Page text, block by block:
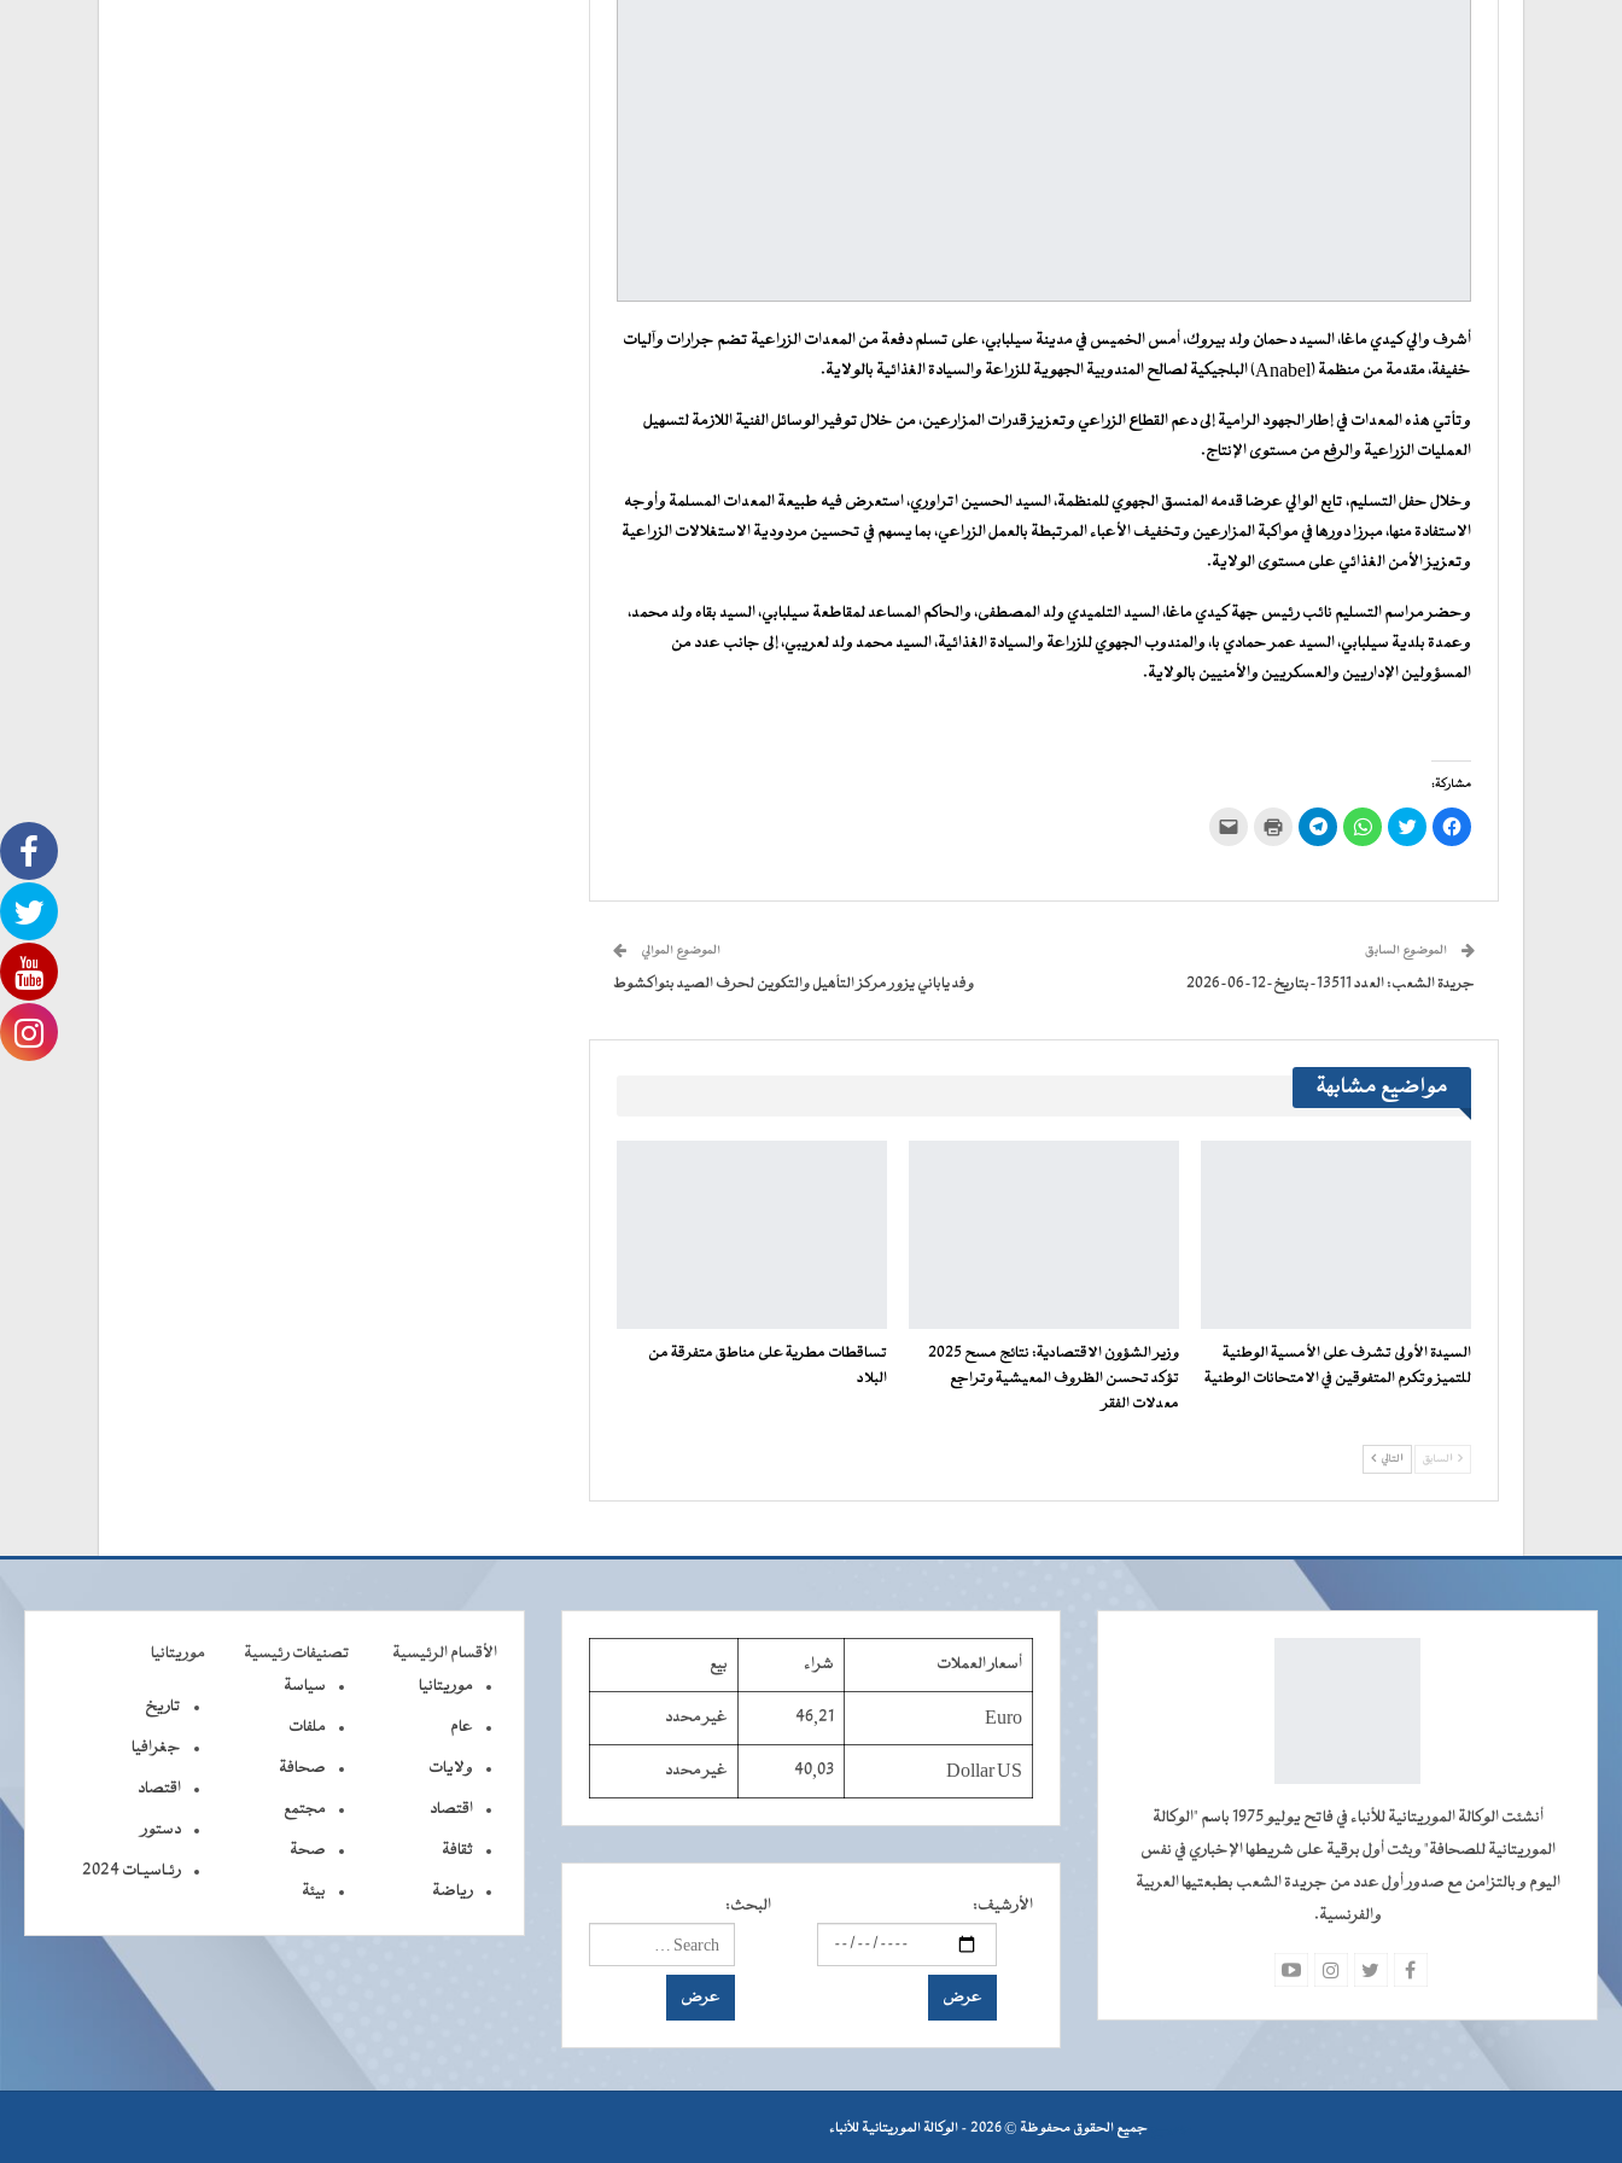
أشرف والي كيدي ماغا، السيد دحمان ولد بيروك، أمس الخميس في مدينة سيلبابي، على تسلم دفعة من المعدات الزراعية تضم جرارات وآليات
خفيفة، مقدمة من منظمة (Anabel) البلجيكية لصالح المندوبية الجهوية للزراعة والسيادة الغذائية بالولاية.
وتأتي هذه المعدات في إطار الجهود الرامية إلى دعم القطاع الزراعي وتعزيز قدرات المزارعين، من خلال توفير الوسائل الفنية اللازمة لتسهيل
العمليات الزراعية والرفع من مستوى الإنتاج.
وخلال حفل التسليم، تابع الوالي عرضا قدمه المنسق الجهوي للمنظمة، السيد الحسين اتراوري، استعرض فيه طبيعة المعدات المسلمة وأوجه
الاستفادة منها، مبرزا دورها في مواكبة المزارعين وتخفيف الأعباء المرتبطة بالعمل الزراعي، بما يسهم في تحسين مردودية الاستغلالات الزراعية
وتعزيز الأمن الغذائي على مستوى الولاية.
وحضر مراسم التسليم نائب رئيس جهة كيدي ماغا، السيد التلميدي ولد المصطفى، والحاكم المساعد لمقاطعة سيلبابي، السيد بقاه ولد محمد،
وعمدة بلدية سيلبابي، السيد عمر حمادي با، والمندوب الجهوي للزراعة والسيادة الغذائية، السيد محمد ولد لعريبي، إلى جانب عدد من
المسؤولين الإداريين والعسكريين والأمنيين بالولاية.
مشاركة:
انقر
للمشاركة
على
اضغط
للمشاركة
على
انقر
للمشاركة
على
انقر
للمشاركة
اضغط
للطباعة
جديدة)
الموضوع السابق
جريدة الشعب: العدد 13511-بتاريخ-12-06-2026
الموضوع الموالي
وفد ياباني يزور مركز التأهيل والتكوين لحرف الصيد بنواكشوط
مواضيع مشابهة
السيدة الأولى تشرف على الأمسية الوطنية
للتميز وتكرم المتفوقين في الامتحانات الوطنية
وزير الشؤون الاقتصادية: نتائج مسح 2025
تؤكد تحسن الظروف المعيشية وتراجع
معدلات الفقر
تساقطات مطرية على مناطق متفرقة من
البلاد
السابق التالي
أنشئت الوكالة الموريتانية للأنباء في فاتح يوليو 1975 باسم "الوكالة
الموريتانية للصحافة" وبثت أول برقية على شريطها الإخباري في نفس
اليوم و بالتزامن مع صدور أول عدد من جريدة الشعب بطبعتيها العربية
والفرنسية.
أسعار العملات شراء بيع
Euro
46,21 غير محدد
Dollar US
40,03 غير محدد
الأرشيف: البحث:
الأقسام الرئيسية تصنيفات رئيسية
موريتانيا
موريتانيا
عام
ولايات
اقتصاد
ثقافة
رياضة
سياسة
ملفات
صحافة
مجتمع
صحة
بيئة
تاريخ
جغرافيا
اقتصاد
دستور
رئـاسيـات 2024
جميع الحقوق محفوظة © 2026 - الوكالة الموريتانية للأنباء